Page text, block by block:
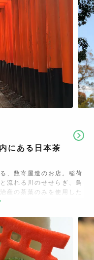
にある日本茶
、数寄屋造のお店。稲荷
流れる川のせせらぎ、鳥
産の茶葉のみを使用した
ます。一部スイーツには